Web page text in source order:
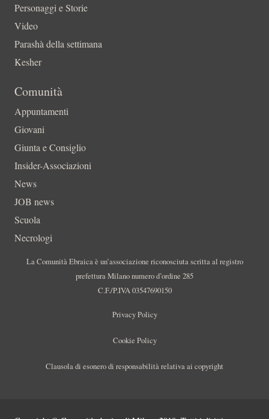
Personaggi e Storie
Video
Parashà della settimana
Kesher
Comunità
Appuntamenti
Giovani
Giunta e Consiglio
Insider-Associazioni
News
JOB news
Scuola
Necrologi
La Comunità Ebraica è un’associazione riconosciuta scritta al registro
prefettura Milano numero d’ordine 285
C.F./P.IVA 03547690150
Privacy Policy
Cookie Policy
Clausola di esonero di responsabilità relativa ai copyright